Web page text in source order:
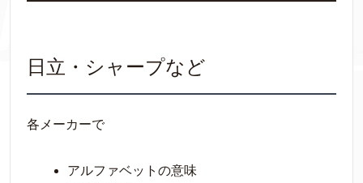
日立・シャープなど
各メーカーで
アルファベットの意味